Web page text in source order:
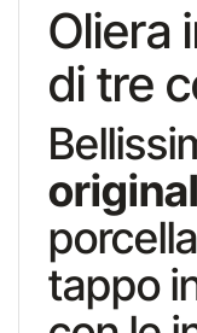
Oliera
di tre
tappo